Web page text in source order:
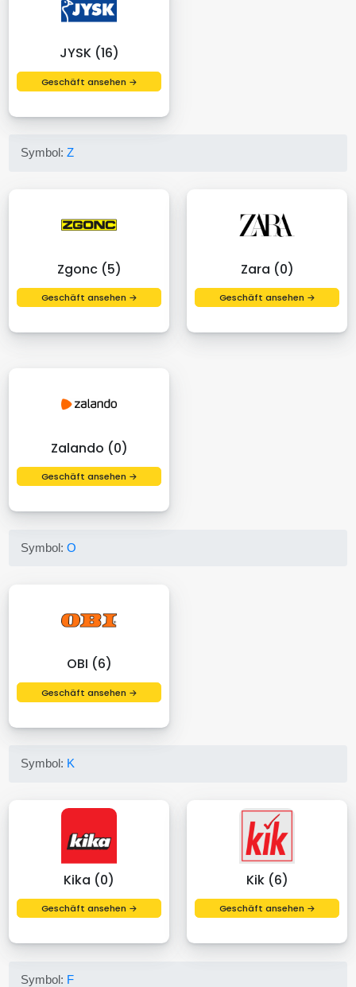
JYSK (16)
Geschäft ansehen →
Symbol:Z
Zgonc (5)
Geschäft ansehen →
Zara (0)
Geschäft ansehen →
Zalando (0)
Geschäft ansehen →
Symbol:O
OBI (6)
Geschäft ansehen →
Symbol: K
Kika (0)
Geschäft ansehen →
Kik (6)
Geschäft ansehen →
Symbol: F